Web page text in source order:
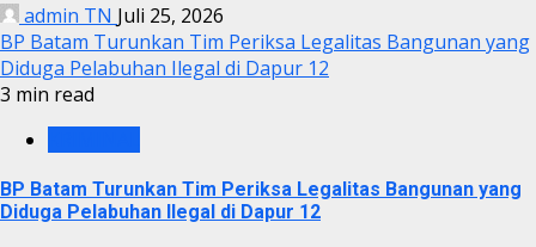
admin TN Juli 25, 2026
BP Batam Turunkan Tim Periksa Legalitas Bangunan yang
Diduga Pelabuhan Ilegal di Dapur 12
3 min read
BP Batam Turunkan Tim Periksa Legalitas Bangunan yang
Diduga Pelabuhan Ilegal di Dapur 12